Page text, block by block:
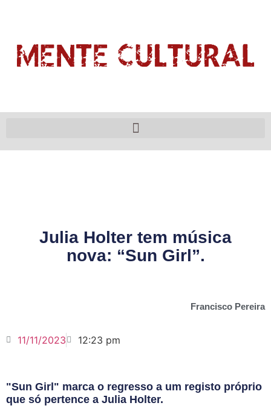
Julia Holter tem música
nova: “Sun Girl”.
Francisco Pereira
11/11/2023 12:23 pm
"Sun Girl" marca o regresso a um registo próprio
que só pertence a Julia Holter.